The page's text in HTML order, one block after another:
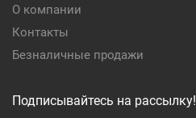
О компании
Контакты
Безналичные продажи
Подписывайтесь на рассылку!